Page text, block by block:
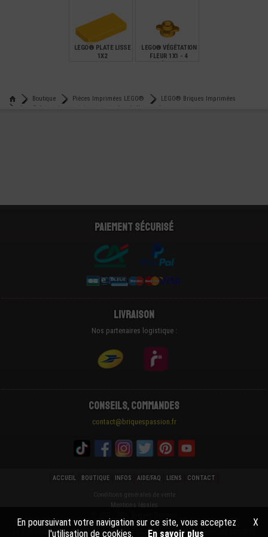
0,42
LEGO® PLATE LISSE
1X2
LEGO® VÉGÉTATION
FLEUR 1X1 - 4
Boutique
Pièces Imprimées LEGO®
LEGO® Briques Imprimées
Lego® brique box container imprimé emballage cadeau
Paiement sécurisé
Livraison
Nos partenaires logistique :
Conseils, Commandes
contact@briquespassion.fr
ACCUEIL BOUTIQUE INFOS AIDE/FAQ LIENS CONTACT
Conditions générales de vente
Mentions légales
La societé BRIQUESPASSION® n'est ni Cautionnée ni Sponsorisée par la marque commerciale LEGO® du
En poursuivant votre navigation sur ce site, vous acceptez
l'utilisation de cookies.
En savoir plus
X